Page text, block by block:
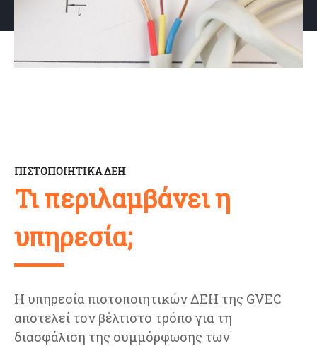
ΠΙΣΤΟΠΟΙΗΤΙΚΑ ΔΕΗ
Τι περιλαμβάνει η
υπηρεσία;
Η υπηρεσία πιστοποιητικών ΔΕΗ της GVEC
αποτελεί τον βέλτιστο τρόπο για τη
διασφάλιση της συμμόρφωσης των